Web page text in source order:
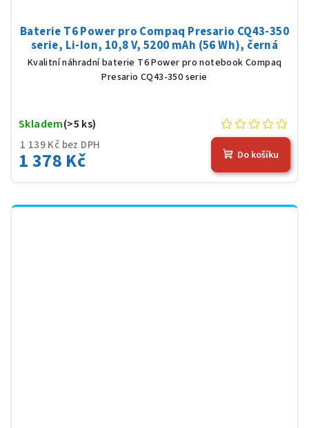
Baterie T6 Power pro Compaq Presario CQ43-350
serie, Li-Ion, 10,8 V, 5200 mAh (56 Wh), černá
Kvalitní náhradní baterie T6 Power pro notebook Compaq
Presario CQ43-350 serie
1 139 Kč bez DPH
1 378 Kč
Skladem(>5 ks)
Do košíku